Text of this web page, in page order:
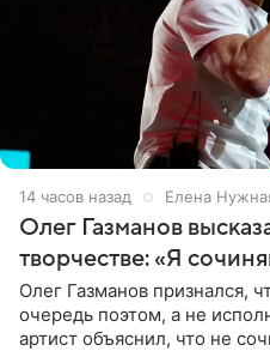
14 часов назад Елена
Олег Газманов
творчестве: «Я
Олег Газманов признался,
очередь поэтом, а не
артист объяснил, что не